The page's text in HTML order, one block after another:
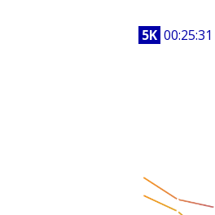
5K 00:25:31